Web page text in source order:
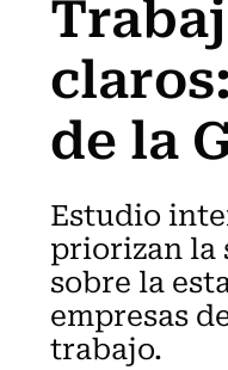
de la
Estudio
priorizan la
sobre la
empresas
trabajo.